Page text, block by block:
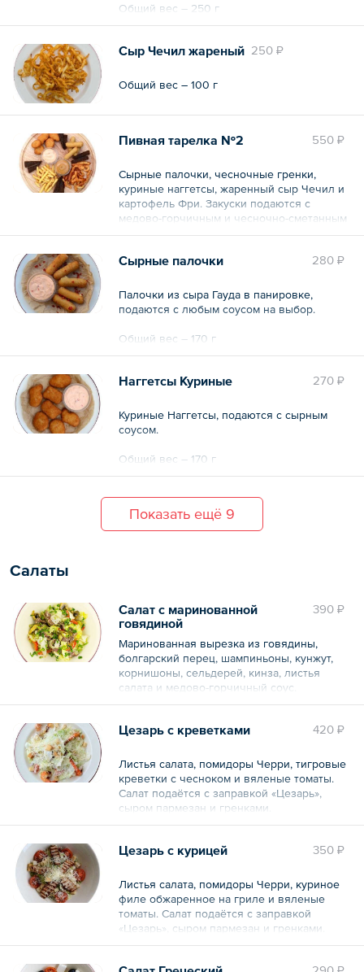
Общий вес – 250 г
250 ₽
Сыр Чечил жареный
Общий вес – 100 г
550 ₽
Пивная тарелка №2
Сырные палочки, чесночные гренки,
куриные наггетсы, жаренный сыр Чечил и
картофель Фри. Закуски подаются с
медово-горчичным и чесночно-сметанным
соусом.
Общий вес – 520 г 280 ₽
Сырные палочки
Палочки из сыра Гауда в панировке,
подаются с любым соусом на выбор.
Общий вес – 170 г
270 ₽
Наггетсы Куриные
Куриные Наггетсы, подаются с сырным
соусом.
Общий вес – 170 г
Показать ещё 9
Салаты
390 ₽
Салат с маринованной
говядиной
Маринованная вырезка из говядины,
болгарский перец, шампиньоны, кунжут,
корнишоны, сельдерей, кинза, листья
салата и медово-горчичный соус.
420 ₽
Цезарь с креветками
Листья салата, помидоры Черри, тигровые
креветки с чесноком и вяленые томаты.
Салат подаётся с заправкой «Цезарь»,
сыром пармезан и гренками.
350 ₽
Цезарь с курицей
Листья салата, помидоры Черри, куриное
филе обжаренное на гриле и вяленые
томаты. Салат подаётся с заправкой
«Цезарь», сыром пармезан и гренками.